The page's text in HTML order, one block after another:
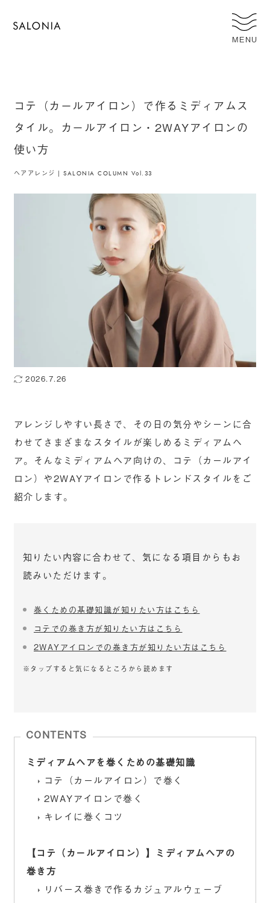
MENU
コテ（カールアイロン）で作るミディアムス
タイル。カールアイロン・2WAYアイロンの
使い方
ヘアアレンジ | SALONIA COLUMN Vol.33
2026.7.26
アレンジしやすい長さで、その日の気分やシーンに合
わせてさまざまなスタイルが楽しめるミディアムヘ
ア。そんなミディアムヘア向けの、コテ（カールアイ
ロン）や2WAYアイロンで作るトレンドスタイルをご
紹介します。
知りたい内容に合わせて、気になる項目からもお
読みいただけます。
巻くための基礎知識が知りたい方はこちら
コテでの巻き方が知りたい方はこちら
2WAYアイロンでの巻き方が知りたい方はこちら
※タップすると気になるところから読めます
CONTENTS
ミディアムヘアを巻くための基礎知識
コテ（カールアイロン）で巻く
2WAYアイロンで巻く
キレイに巻くコツ
【コテ（カールアイロン）】ミディアムヘアの
巻き方
リバース巻きで作るカジュアルウェーブ